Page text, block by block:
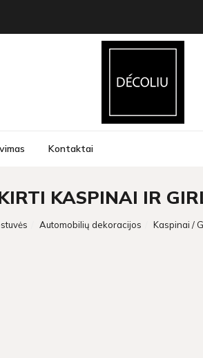
Kontaktai
KASPINAI IR
Automobilių dekoracijos Kaspinai /